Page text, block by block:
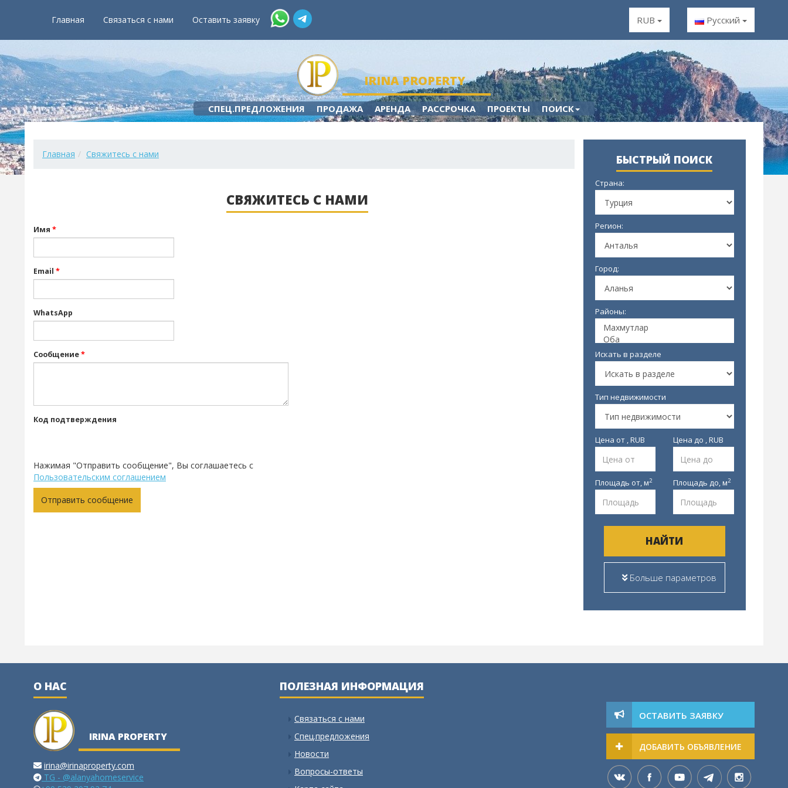
Главная Связаться с нами Оставить заявку RUB Русский
IRINA PROPERTY
СПЕЦ.ПРЕДЛОЖЕНИЯ ПРОДАЖА АРЕНДА РАССРОЧКА ПРОЕКТЫ ПОИСК
Главная Свяжитесь с нами
СВЯЖИТЕСЬ С НАМИ
Имя *
Email *
WhatsApp
Сообщение*
Код подтверждения
Нажимая "Отправить сообщение", Вы соглашаетесь с
Пользовательским соглашением
БЫСТРЫЙ ПОИСК
Страна:
Регион:
Город:
Районы:
Искать в разделе
Тип недвижимости
Цена от , RUB Цена до , RUB
Площадь от,м2 Площадь до,м2
НАЙТИ
Больше параметров
О НАС
IRINA PROPERTY
irina@irinaproperty.com
TG - @alanyahomeservice
ПОЛЕЗНАЯ ИНФОРМАЦИЯ
Связаться с нами
Спец.предложения
Новости
Вопросы-ответы
ОСТАВИТЬ ЗАЯВКУ
ДОБАВИТЬ ОБЪЯВЛЕНИЕ